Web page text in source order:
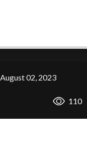
August 02, 2023
110